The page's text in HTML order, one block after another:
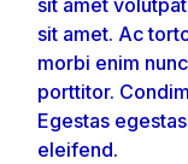
sit amet
sit amet. Ac
morbi enim
porttitor.
Egestas
eleifend.